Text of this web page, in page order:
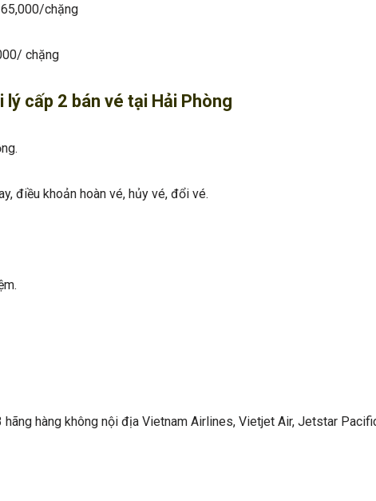
chặng
chặng
cấp 2 bán vé tại Hải Phòng
điều khoản hoàn vé, hủy vé, đổi vé.
hàng không nội địa Vietnam Airlines, Vietjet Air, Jetstar